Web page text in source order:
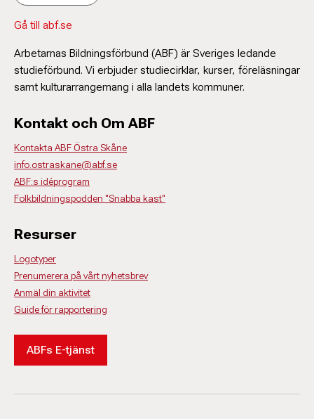
Gå till abf.se
Arbetarnas Bildningsförbund (ABF) är Sveriges ledande
studieförbund. Vi erbjuder studiecirklar, kurser, föreläsningar
samt kulturarrangemang i alla landets kommuner.
Kontakt och Om ABF
Kontakta ABF Östra Skåne
info.ostraskane@abf.se
ABF:s idéprogram
Folkbildningspodden "Snabba kast"
Resurser
Logotyper
Prenumerera på vårt nyhetsbrev
Anmäl din aktivitet
Guide för rapportering
ABFs E-tjänst